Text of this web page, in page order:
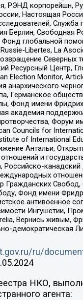
РЭНД корпорейшн,
Настоящая
Служба
Берлин, Свободная
Фонд глобальной
Libertes, La
Северных
Ресурсный Центр,
Election Monitor,
анархического
Германское
Фонд имени
академия
Форум
Councils for
of International
Антальи,
и
Российско-канадский
Гражданских
Фонд имени
антивоенное
Ингушетии,
Вернись живым,
демократическая
ru/
НКО,
агента: